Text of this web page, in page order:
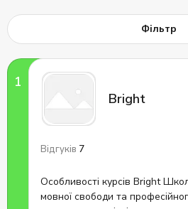
Фільтр
Bright
Відгуків 7
Особливості курсів Bright Школа Bright - ваш шлях до
мовної свободи та